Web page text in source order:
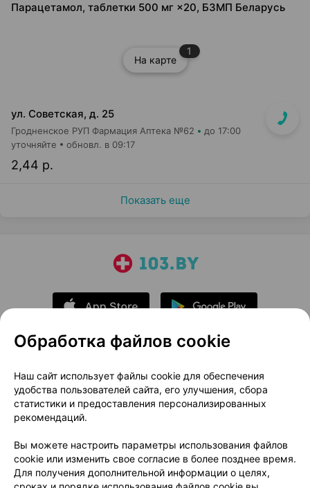
Парацетамол, таблетки 500 мг ×20, БЗМП Беларусь
На карте
1
ул. Советская, д. 25
Гродненское РУП Фармация Аптека №62 до 17:00
2,44 р.
уточняйте обновл. в 09:17
Показать еще
О проекте
Новости проекта
Размещение рекламы
Медицинский маркетинг
Публичный договор
Доставка
Способы оплаты
Вакансии
Партнеры
Написать руководителю 103.by
Обработка файлов cookie
Наш сайт использует файлы cookie для обеспечения
удобства пользователей сайта, его улучшения, сбора
статистики и предоставления персонализированных
рекомендаций.
Вы можете настроить параметры использования файлов
cookie или изменить свое согласие в более позднее время.
Для получения дополнительной информации о целях,